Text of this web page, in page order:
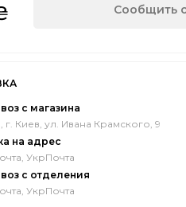
Сообщить
с магазина
г. Киев, ул. Ивана Крамского, 9
на адрес
УкрПочта
с отделения
УкрПочта